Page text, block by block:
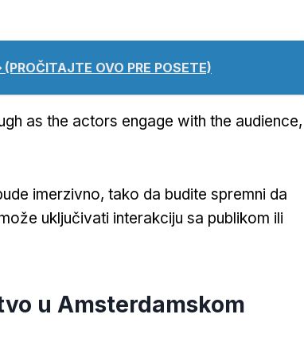
OVO PRE POSETE)
as the actors engage with the audience,
imerzivno, tako da budite spremni da
uključivati interakciju sa publikom ili
u Amsterdamskom